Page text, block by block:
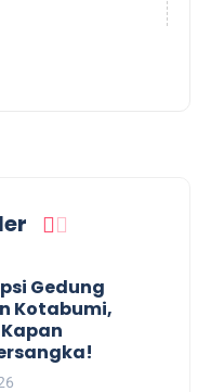
Gedung
Kotabumi,